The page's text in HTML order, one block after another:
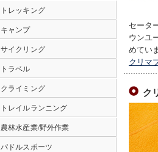
セータ
ウンユ
めてい
クリマ
ク
トレッキング
キャンプ
サイクリング
トラベル
クライミング
トレイルランニング
農林水産業/野外作業
パドルスポーツ